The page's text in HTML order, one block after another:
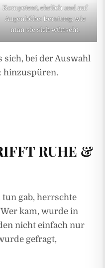
Kompetent, ehrlich und auf
Augenhöhe: Beratung, wie
man sie sich wünscht.
sich, bei der Auswahl
hinzuspüren.
RUHE &
tun gab, herrschte
kam, wurde in
nicht einfach nur
gefragt,